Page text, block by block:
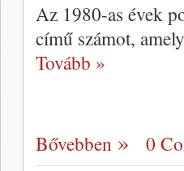
Az 1980-as évek
című számot,
Tovább »
Bővebben 0